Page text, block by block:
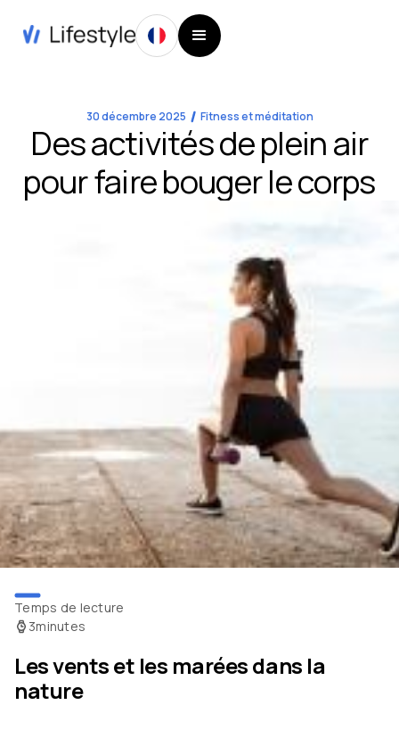
30 décembre 2025 Fitness et méditation
Des activités de plein air
pour faire bouger le corps
Temps de lecture
3minutes
Les vents et les marées dans la
nature